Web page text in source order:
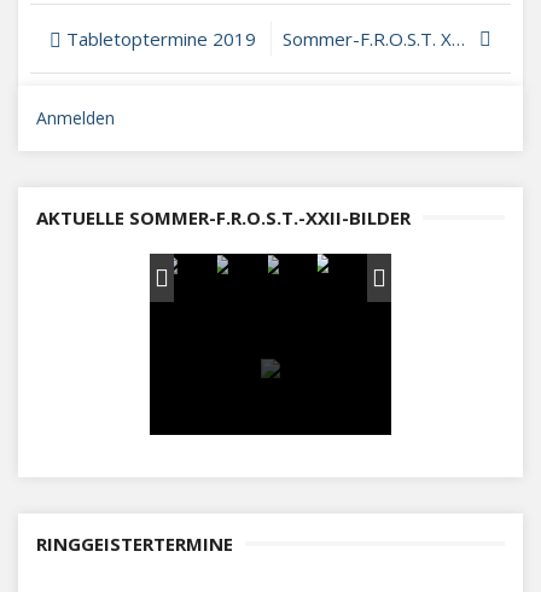
Beitragsnavigation
Tabletoptermine 2019 Sommer-F.R.O.S.T. XV – Nur noch 7 Plätze frei
Anmelden
AKTUELLE SOMMER-F.R.O.S.T.-XXII-BILDER
RINGGEISTERTERMINE